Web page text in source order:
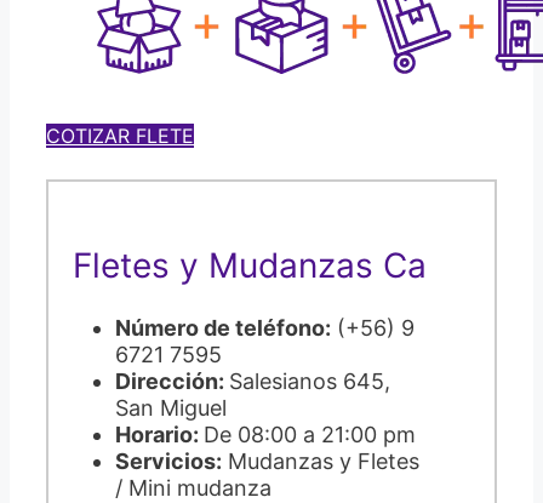
COTIZAR FLETE
Fletes y Mudanzas Ca
Número de teléfono: (+56) 9
6721 7595
Dirección: Salesianos 645,
San Miguel
Horario: De 08:00 a 21:00 pm
Servicios: Mudanzas y Fletes
/ Mini mudanza